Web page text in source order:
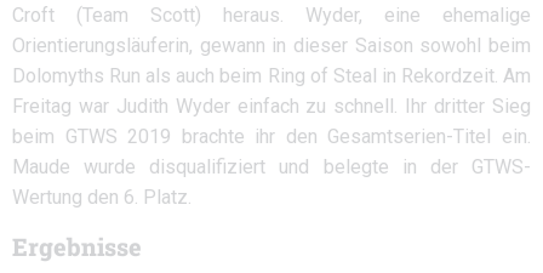
Croft (Team Scott) heraus. Wyder, eine ehemalige
Orientierungsläuferin, gewann in dieser Saison sowohl beim
Dolomyths Run als auch beim Ring of Steal in Rekordzeit. Am
Freitag war Judith Wyder einfach zu schnell. Ihr dritter Sieg
beim GTWS 2019 brachte ihr den Gesamtserien-Titel ein.
Maude wurde disqualifiziert und belegte in der GTWS-
Wertung den 6. Platz.
Ergebnisse